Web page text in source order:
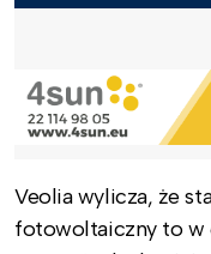
Veolia wylicza, że
fotowoltaiczny to w